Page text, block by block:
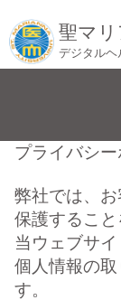
聖マ
デジタルヘ
プライバシ
弊社では、
保護すること
当ウェブサ
個人情報の
す。